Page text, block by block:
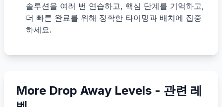
솔루션을 여러 번 연습하고, 핵심 단계를 기억하고,
더 빠른 완료를 위해 정확한 타이밍과 배치에 집중
하세요.
More Drop Away Levels - 관련 레